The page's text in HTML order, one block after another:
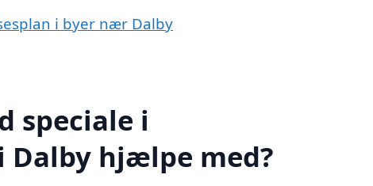
i byer nær Dalby
speciale i
Dalby hjælpe med?